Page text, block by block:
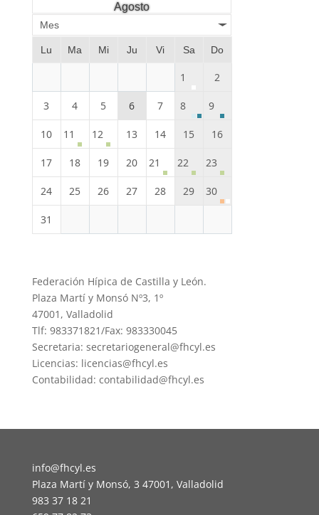
Agosto
Mes
Lu Ma Mi Ju Vi Sa Do
1 2
3 4 5 6 7 8 9
10 11 12 13 14 15 16
17 18 19 20 21 22 23
24 25 26 27 28 29 30
31
Federación Hípica de Castilla y León.
Plaza Martí y Monsó Nº3, 1º
47001, Valladolid
Tlf: 983371821/Fax: 983330045
Secretaria: secretariogeneral@fhcyl.es
Licencias: licencias@fhcyl.es
Contabilidad: contabilidad@fhcyl.es
info@fhcyl.es
Plaza Martí y Monsó, 3 47001, Valladolid
983 37 18 21